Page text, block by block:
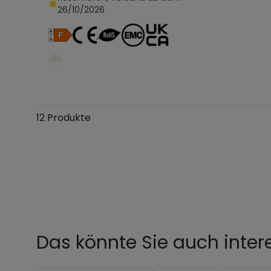
26/10/2026
12 Produkte
Das könnte Sie auch